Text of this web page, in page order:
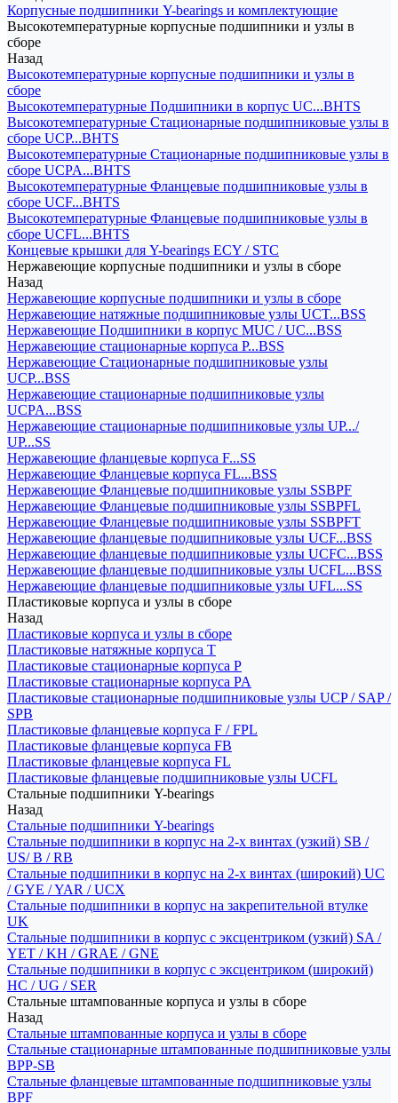
Корпусные подшипники Y-bearings и комплектующие
Высокотемпературные корпусные подшипники и узлы в
сборе
Назад
Высокотемпературные корпусные подшипники и узлы в
сборе
Высокотемпературные Подшипники в корпус UC...BHTS
Высокотемпературные Стационарные подшипниковые узлы в
сборе UCP...BHTS
Высокотемпературные Стационарные подшипниковые узлы в
сборе UCPA...BHTS
Высокотемпературные Фланцевые подшипниковые узлы в
сборе UCF...BHTS
Высокотемпературные Фланцевые подшипниковые узлы в
сборе UCFL...BHTS
Концевые крышки для Y-bearings ECY / STC
Нержавеющие корпусные подшипники и узлы в сборе
Назад
Нержавеющие корпусные подшипники и узлы в сборе
Нержавеющие натяжные подшипниковые узлы UCT...BSS
Нержавеющие Подшипники в корпус MUC / UC...BSS
Нержавеющие стационарные корпуса P...BSS
Нержавеющие Стационарные подшипниковые узлы
UCP...BSS
Нержавеющие стационарные подшипниковые узлы
UCPA...BSS
Нержавеющие стационарные подшипниковые узлы UP.../
UP...SS
Нержавеющие фланцевые корпуса F...SS
Нержавеющие Фланцевые корпуса FL...BSS
Нержавеющие Фланцевые подшипниковые узлы SSBPF
Нержавеющие Фланцевые подшипниковые узлы SSBPFL
Нержавеющие Фланцевые подшипниковые узлы SSBPFT
Нержавеющие фланцевые подшипниковые узлы UCF...BSS
Нержавеющие фланцевые подшипниковые узлы UCFC...BSS
Нержавеющие фланцевые подшипниковые узлы UCFL...BSS
Нержавеющие фланцевые подшипниковые узлы UFL...SS
Пластиковые корпуса и узлы в сборе
Назад
Пластиковые корпуса и узлы в сборе
Пластиковые натяжные корпуса T
Пластиковые стационарные корпуса P
Пластиковые стационарные корпуса PA
Пластиковые стационарные подшипниковые узлы UCP / SAP /
SPB
Пластиковые фланцевые корпуса F / FPL
Пластиковые фланцевые корпуса FB
Пластиковые фланцевые корпуса FL
Пластиковые фланцевые подшипниковые узлы UCFL
Стальные подшипники Y-bearings
Назад
Стальные подшипники Y-bearings
Стальные подшипники в корпус на 2-х винтах (узкий) SB /
US/ B / RB
Стальные подшипники в корпус на 2-х винтах (широкий) UC
/ GYE / YAR / UCX
Стальные подшипники в корпус на закрепительной втулке
UK
Стальные подшипники в корпус с эксцентриком (узкий) SA /
YET / KH / GRAE / GNE
Стальные подшипники в корпус с эксцентриком (широкий)
HC / UG / SER
Стальные штампованные корпуса и узлы в сборе
Назад
Стальные штампованные корпуса и узлы в сборе
Стальные стационарные штампованные подшипниковые узлы
BPP-SB
Стальные фланцевые штампованные подшипниковые узлы
BPF